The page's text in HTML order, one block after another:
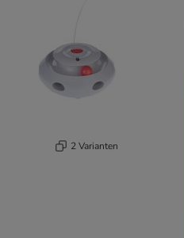
2 Varianten